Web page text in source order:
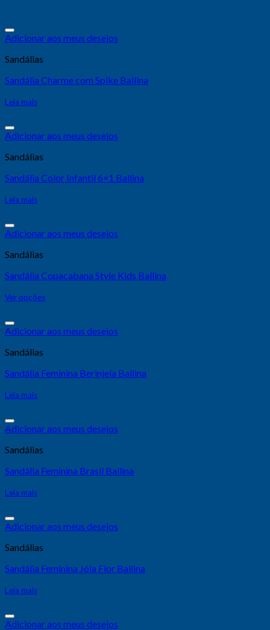
Adicionar aos meus desejos
Sandálias
Sandália Charme com Spike Ballina
Leia mais
Adicionar aos meus desejos
Sandálias
Sandália Color Infantil 6×1 Ballina
Leia mais
Adicionar aos meus desejos
Sandálias
Sandália Copacabana Style Kids Ballina
Ver opções
Adicionar aos meus desejos
Sandálias
Sandália Feminina Berinjela Ballina
Leia mais
Adicionar aos meus desejos
Sandálias
Sandália Feminina Brasil Ballina
Leia mais
Adicionar aos meus desejos
Sandálias
Sandália Feminina Jóia Flor Ballina
Leia mais
Adicionar aos meus desejos